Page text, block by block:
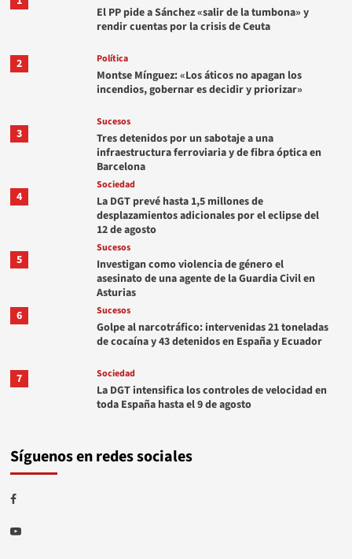
El PP pide a Sánchez «salir de la tumbona» y
rendir cuentas por la crisis de Ceuta
2 Política
Montse Mínguez: «Los áticos no apagan los
incendios, gobernar es decidir y priorizar»
3
Sucesos
Tres detenidos por un sabotaje a una
infraestructura ferroviaria y de fibra óptica en
Barcelona
4
Sociedad
La DGT prevé hasta 1,5 millones de
desplazamientos adicionales por el eclipse del
12 de agosto
5
Sucesos
Investigan como violencia de género el
asesinato de una agente de la Guardia Civil en
Asturias
6
Sucesos
Golpe al narcotráfico: intervenidas 21 toneladas
de cocaína y 43 detenidos en España y Ecuador
7 Sociedad
La DGT intensifica los controles de velocidad en
toda España hasta el 9 de agosto
Síguenos en redes sociales
Facebook
Youtube